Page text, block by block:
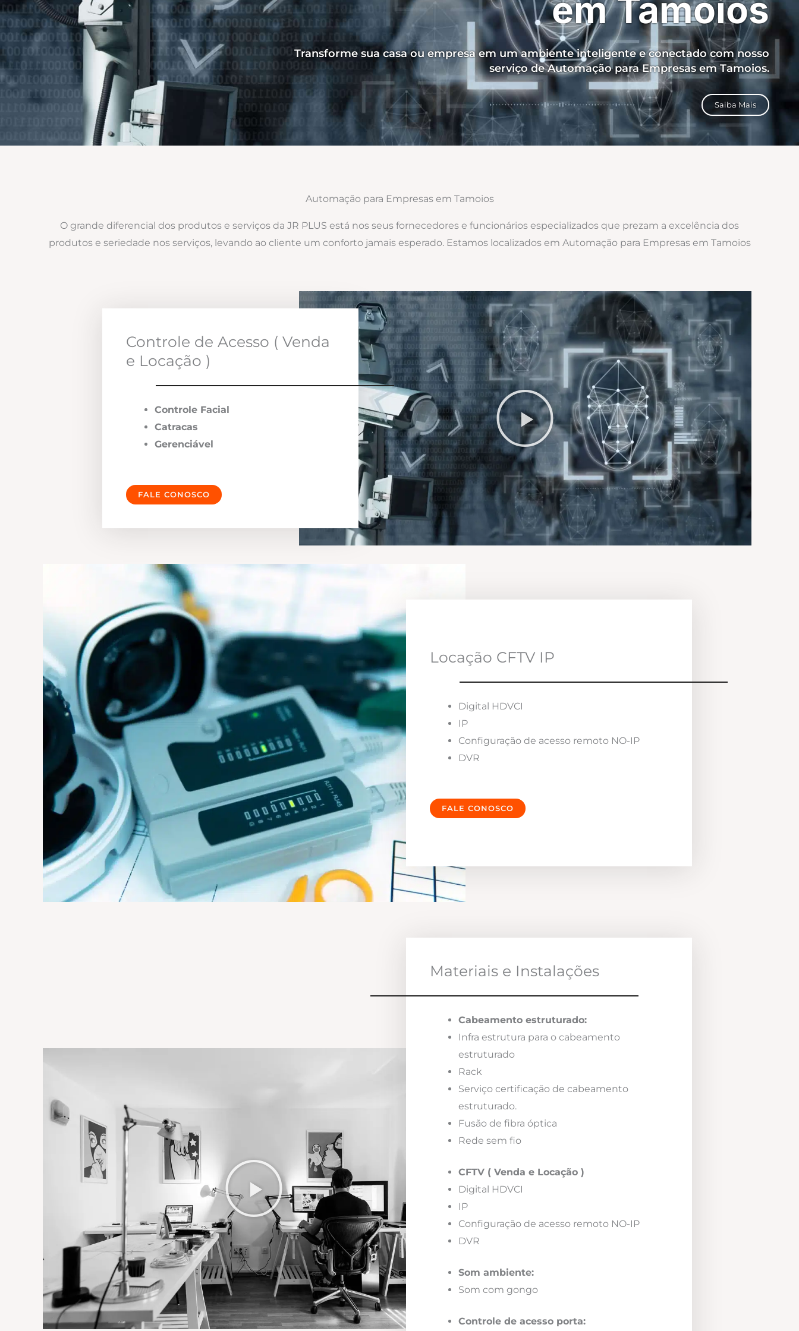
em Tamoios
Transforme sua casa ou empresa em um ambiente inteligente e conectado com nosso
serviço de Automação para Empresas em Tamoios.
Saiba Mais
Automação para Empresas em Tamoios
O grande diferencial dos produtos e serviços da JR PLUS está nos seus fornecedores e funcionários especializados que prezam a excelência dos
produtos e seriedade nos serviços, levando ao cliente um conforto jamais esperado. Estamos localizados em Automação para Empresas em Tamoios
Controle de Acesso ( Venda
e Locação )
Controle Facial
Catracas
Gerenciável
FALE CONOSCO
Locação CFTV IP
Digital HDVCI
IP
Configuração de acesso remoto NO-IP
DVR
FALE CONOSCO
Materiais e Instalações
Cabeamento estruturado:
Infra estrutura para o cabeamento
estruturado
Rack
Serviço certificação de cabeamento
estruturado.
Fusão de fibra óptica
Rede sem fio
CFTV ( Venda e Locação )
Digital HDVCI
IP
Configuração de acesso remoto NO-IP
DVR
Som ambiente:
Som com gongo
Controle de acesso porta: